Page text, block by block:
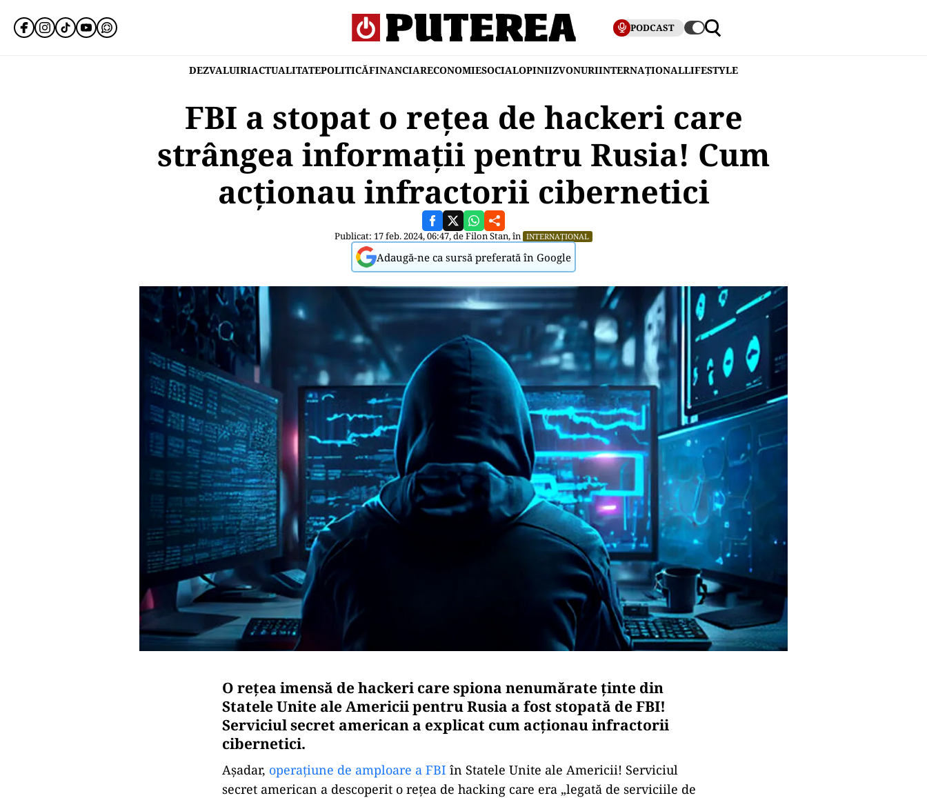
PODCAST
DEZVALUIRIACTUALITATEPOLITICĂFINANCIARECONOMIESOCIALOPINIIZVONURIINTERNAȚIONALLIFESTYLE
FBI a stopat o rețea de hackeri care
strângea informații pentru Rusia! Cum
acționau infractorii cibernetici
Publicat: 17 feb. 2024, 06:47, deFilon Stan, în INTERNAȚIONAL
Adaugă-ne ca sursă preferată în Google
O rețea imensă de hackeri care spiona nenumărate ținte din
Statele Unite ale Americii pentru Rusia a fost stopată de FBI!
Serviciul secret american a explicat cum acționau infractorii
cibernetici.
Așadar, operațiune de amploare a FBI în Statele Unite ale Americii! Serviciul
secret american a descoperit o rețea de hacking care era „legată de serviciile de